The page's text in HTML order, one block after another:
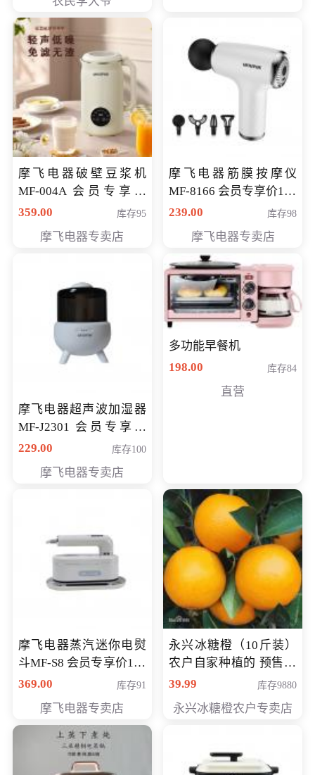
摩飞电器破壁豆浆机
MF-004A 会员专享价
168元
359.00 库存95
摩飞电器专卖店
摩飞电器筋膜按摩仪
MF-8166 会员专享价168
元
239.00 库存98
摩飞电器专卖店
摩飞电器超声波加湿器
MF-J2301 会员专享价
168元
229.00 库存100
摩飞电器专卖店
多功能早餐机
198.00
库存84
直营
摩飞电器蒸汽迷你电熨
斗MF-S8 会员专享价168
元
369.00 库存91
摩飞电器专卖店
永兴冰糖橙（10斤装）
农户自家种植的 预售10
万斤 会员包邮专享价
39.99 库存9880
永兴冰糖橙农户专卖店